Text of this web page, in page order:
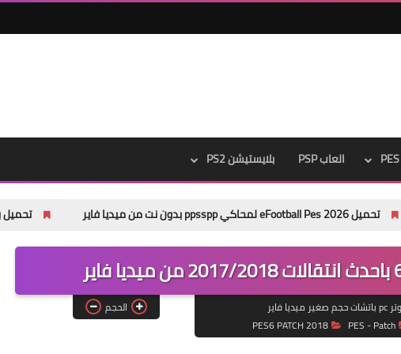
العاب PSP بلايستيشن PS2
تحميل باتش Pes 2013 Next Season Patch 2026 من ميديا فاير
PES - Patch
PES6 PATCH 2018
الحجم